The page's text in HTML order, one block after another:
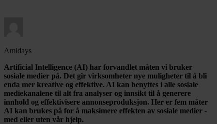
Amidays
Artificial Intelligence (AI) har forvandlet måten vi bruker
sosiale medier på. Det gir virksomheter nye muligheter til å bli
enda mer kreative og effektive. AI kan benyttes i alle sosiale
mediekanalene til alt fra analyser og innsikt til å generere
innhold og effektivisere annonseproduksjon. Her er fem måter
AI kan brukes på for å maksimere effekten av sosiale medier -
med eller uten vår hjelp.